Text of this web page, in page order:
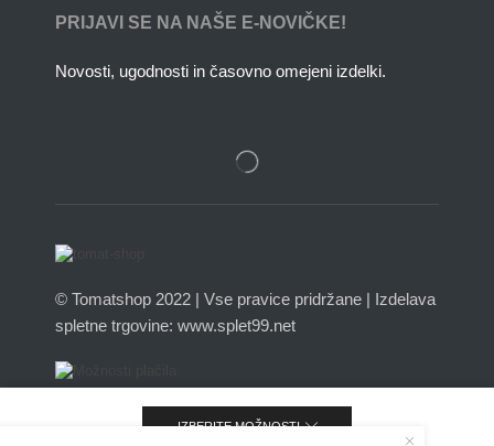
PRIJAVI SE NA NAŠE E-NOVIČKE!
Novosti, ugodnosti in časovno omejeni izdelki.
© Tomatshop 2022 | Vse pravice pridržane | Izdelava
spletne trgovine: www.splet99.net
IZBERITE MOŽNOSTI